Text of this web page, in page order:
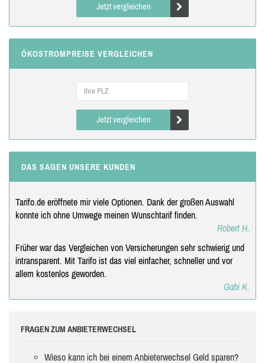
Jetzt vergleichen
ÖKOSTROMPREISE VERGLEICHEN
Jetzt vergleichen
DAS SAGEN UNSERE KUNDEN
Tarifo.de eröffnete mir viele Optionen. Dank der großen Auswahl
konnte ich ohne Umwege meinen Wunschtarif finden.
Robert H.
Früher war das Vergleichen von Versicherungen sehr schwierig und
intransparent. Mit Tarifo ist das viel einfacher, schneller und vor
allem kostenlos geworden.
Gabi K.
FRAGEN ZUM ANBIETERWECHSEL
Wieso kann ich bei einem Anbieterwechsel Geld sparen?